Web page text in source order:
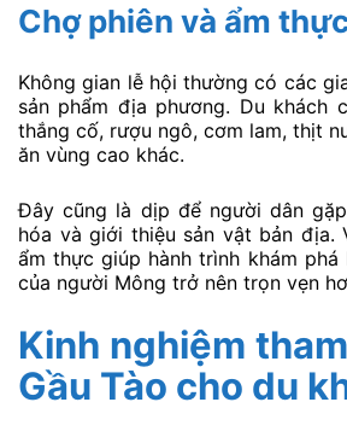
Chợ phiên và ẩm
Không gian lễ hội thường có các
sản phẩm địa phương. Du khách
thắng cố, rượu ngô, cơm lam, thịt
ăn vùng cao khác.
Đây cũng là dịp để người dân
hóa và giới thiệu sản vật bản địa.
ẩm thực giúp hành trình khám
của người Mông trở nên trọn vẹn
Kinh nghiệm
Gầu Tào cho du